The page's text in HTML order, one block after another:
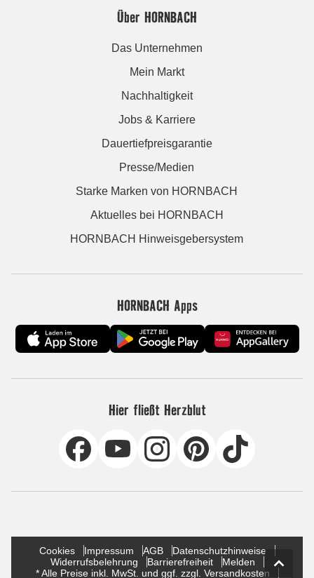
Über HORNBACH
Das Unternehmen
Mein Markt
Nachhaltigkeit
Jobs & Karriere
Dauertiefpreisgarantie
Presse/Medien
Starke Marken von HORNBACH
Aktuelles bei HORNBACH
HORNBACH Hinweisgebersystem
HORNBACH Apps
Hier fließt Herzblut
Cookies Impressum AGB
Datenschutzhinweise
Widerrufsbelehrung
Barrierefreiheit
Melden
* Alle Preise inkl. MwSt. und ggf. zzgl. Versandkosten